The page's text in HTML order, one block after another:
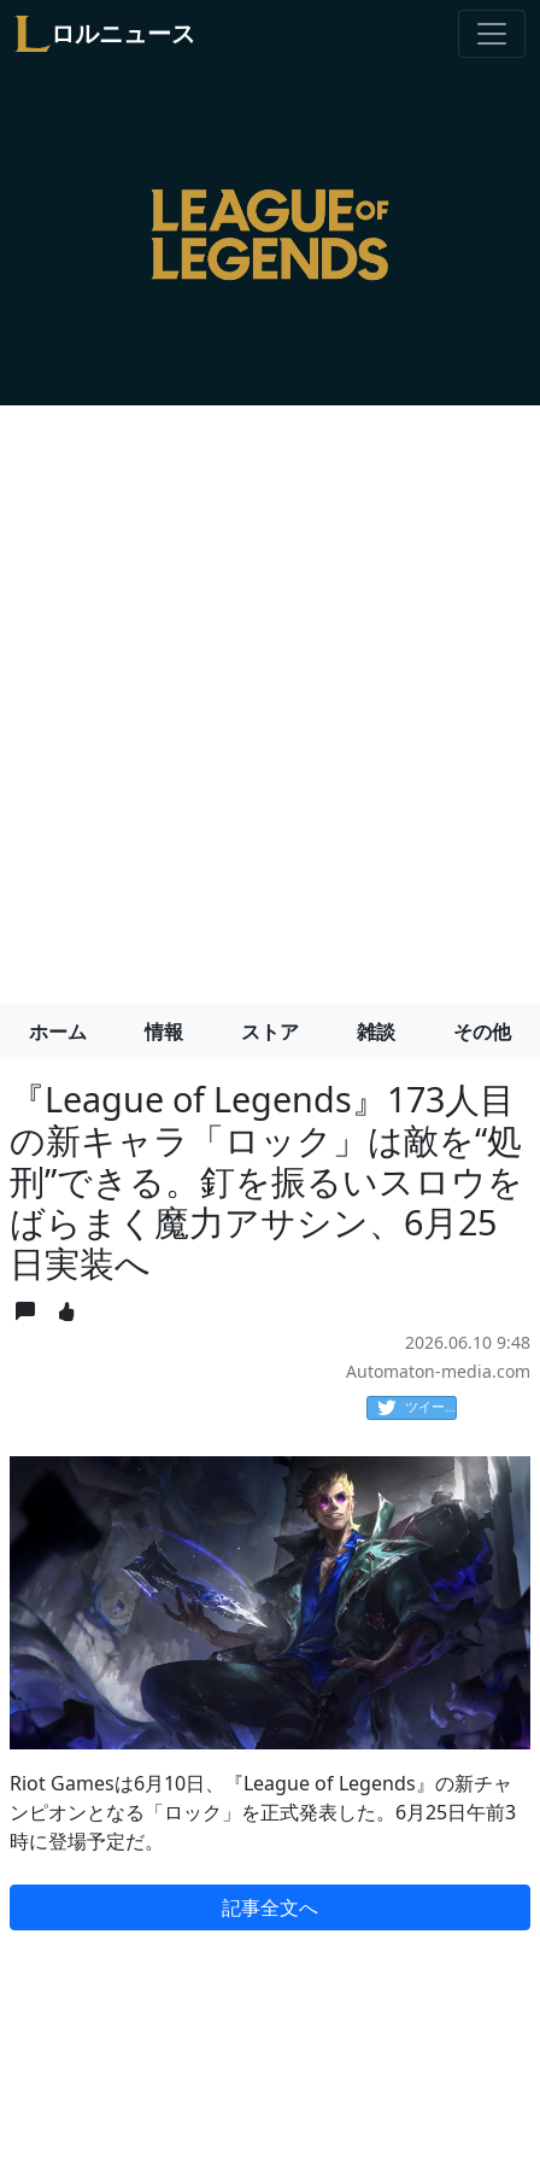
ロルニュース
ホーム 情報 ストア 雑談 その他
『League of Legends』173人目
の新キャラ「ロック」は敵を“処
刑”できる。釘を振るいスロウを
ばらまく魔力アサシン、6月25
日実装へ
2026.06.10 9:48
Automaton-media.com
ツイート
Riot Gamesは6月10日、『League of Legends』の新チャ
ンピオンとなる「ロック」を正式発表した。6月25日午前3
時に登場予定だ。
記事全文へ